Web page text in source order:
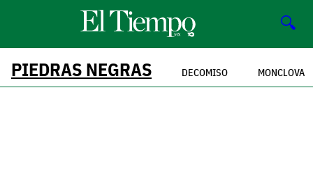
🔍
PIEDRAS NEGRAS DECOMISO MONCLOVA